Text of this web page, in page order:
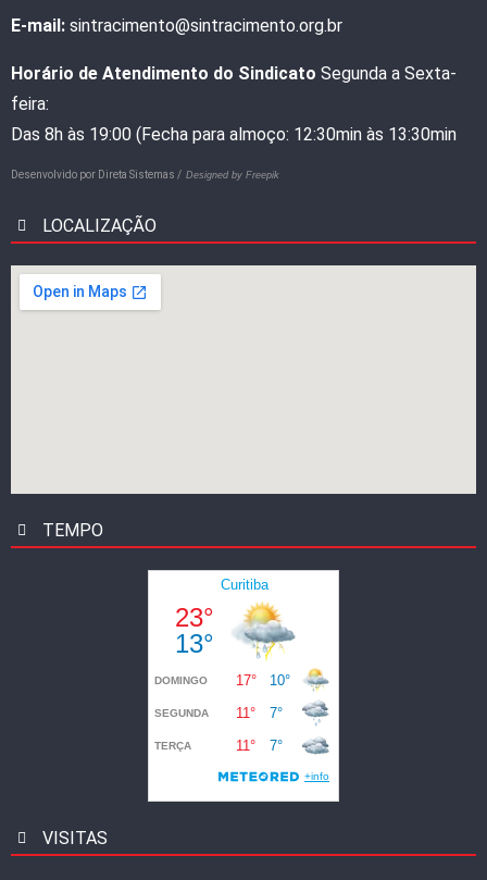
E-mail: sintracimento@sintracimento.org.br
Horário de Atendimento do Sindicato Segunda a Sexta-
feira:
Das 8h às 19:00 (Fecha para almoço: 12:30min às 13:30min
Desenvolvido por Direta Sistemas / Designed by Freepik
LOCALIZAÇÃO
TEMPO
VISITAS